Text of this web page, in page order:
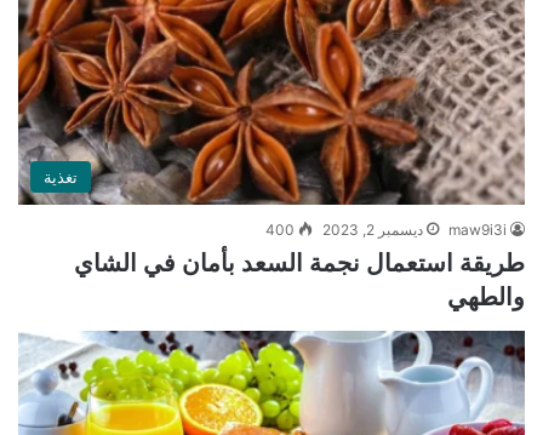
تغذية
maw9i3i ديسمبر 2, 2023 400
طريقة استعمال نجمة السعد بأمان في الشاي
والطهي